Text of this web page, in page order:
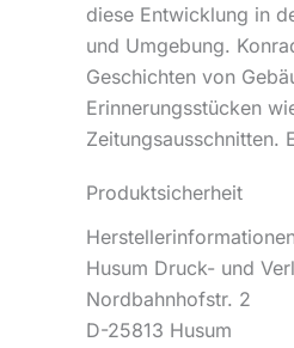
diese Entwicklung in
und Umgebung.
Geschichten von
Erinnerungsstücken
Zeitungsausschnitten.
Produktsicherheit
Husum Druck- und
Nordbahnhofstr. 2
D-25813 Husum